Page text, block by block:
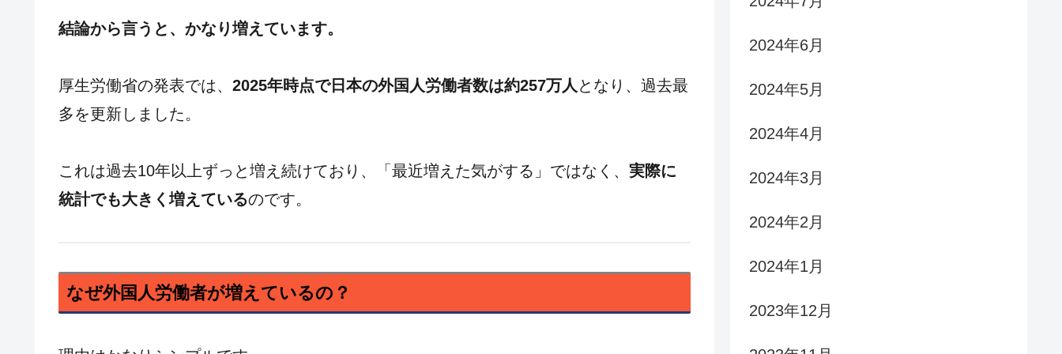
結論から言うと、かなり増えています。
厚生労働省の発表では、 2025年時点で日本の外国人労働者数は約257万人 となり、過去最
多を更新しました。
これは過去10年以上ずっと増え続けており、「最近増えた気がする」ではなく、 実際に
統計でも大きく増えているのです。
なぜ外国人労働者が増えているの？
2024年6月
2024年5月
2024年4月
2024年3月
2024年2月
2024年1月
2023年12月